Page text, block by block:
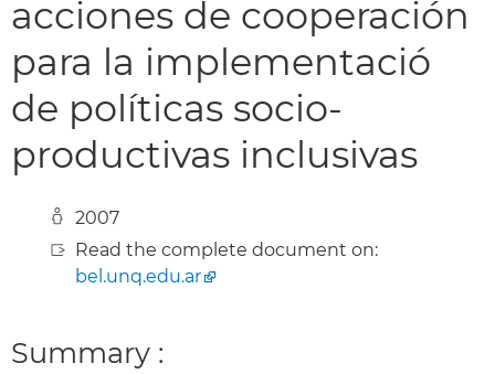
acciones de cooperación
para la implementació
de políticas socio-
productivas inclusivas
2007
Read the complete document on:
bel.unq.edu.ar
Summary :